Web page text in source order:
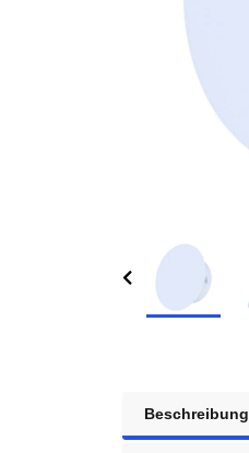
Beschreibung